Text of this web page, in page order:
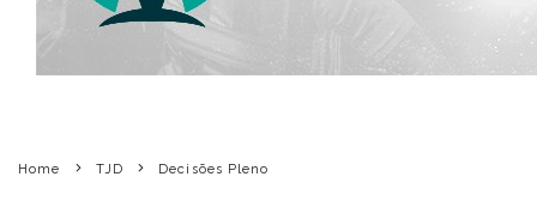
Home TJD Decisões Pleno